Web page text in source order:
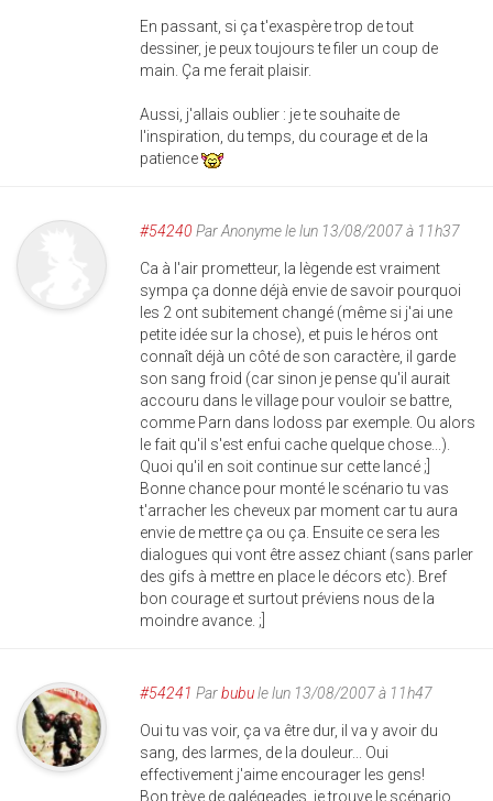
En passant, si ça t'exaspère trop de tout
dessiner, je peux toujours te filer un coup de
main. Ça me ferait plaisir.
Aussi, j'allais oublier : je te souhaite de
l'inspiration, du temps, du courage et de la
patience
#54240 ParAnonymele lun 13/08/2007 à 11h37
Ca à l'air prometteur, la lègende est vraiment
sympa ça donne déjà envie de savoir pourquoi
les 2 ont subitement changé (même si j'ai une
petite idée sur la chose), et puis le héros ont
connaît déjà un côté de son caractère, il garde
son sang froid (car sinon je pense qu'il aurait
accouru dans le village pour vouloir se battre,
comme Parn dans lodoss par exemple. Ou alors
le fait qu'il s'est enfui cache quelque chose...).
Quoi qu'il en soit continue sur cette lancé ;]
Bonne chance pour monté le scénario tu vas
t'arracher les cheveux par moment car tu aura
envie de mettre ça ou ça. Ensuite ce sera les
dialogues qui vont être assez chiant (sans parler
des gifs à mettre en place le décors etc). Bref
bon courage et surtout préviens nous de la
moindre avance. ;]
#54241 Parbubule lun 13/08/2007 à 11h47
Oui tu vas voir, ça va être dur, il va y avoir du
sang, des larmes, de la douleur... Oui
effectivement j'aime encourager les gens!
Bon trève de galégeades, je trouve le scénario